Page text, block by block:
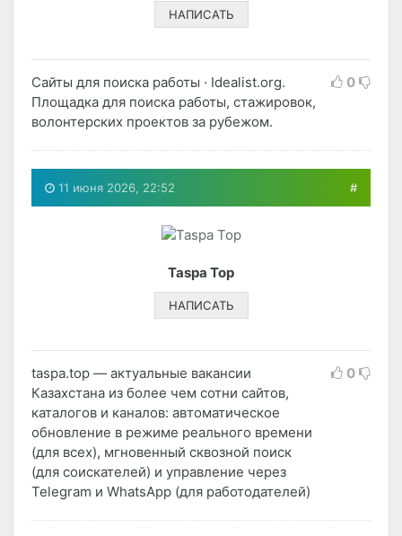
НАПИСАТЬ
Сайты для поиска работы · Idealist.org.
Площадка для поиска работы, стажировок,
волонтерских проектов за рубежом.
0
11 июня 2026, 22:52 #
Taspa Top
НАПИСАТЬ
taspa.top — актуальные вакансии
Казахстана из более чем сотни сайтов,
каталогов и каналов: автоматическое
обновление в режиме реального времени
(для всех), мгновенный сквозной поиск
(для соискателей) и управление через
Telegram и WhatsApp (для работодателей)
0